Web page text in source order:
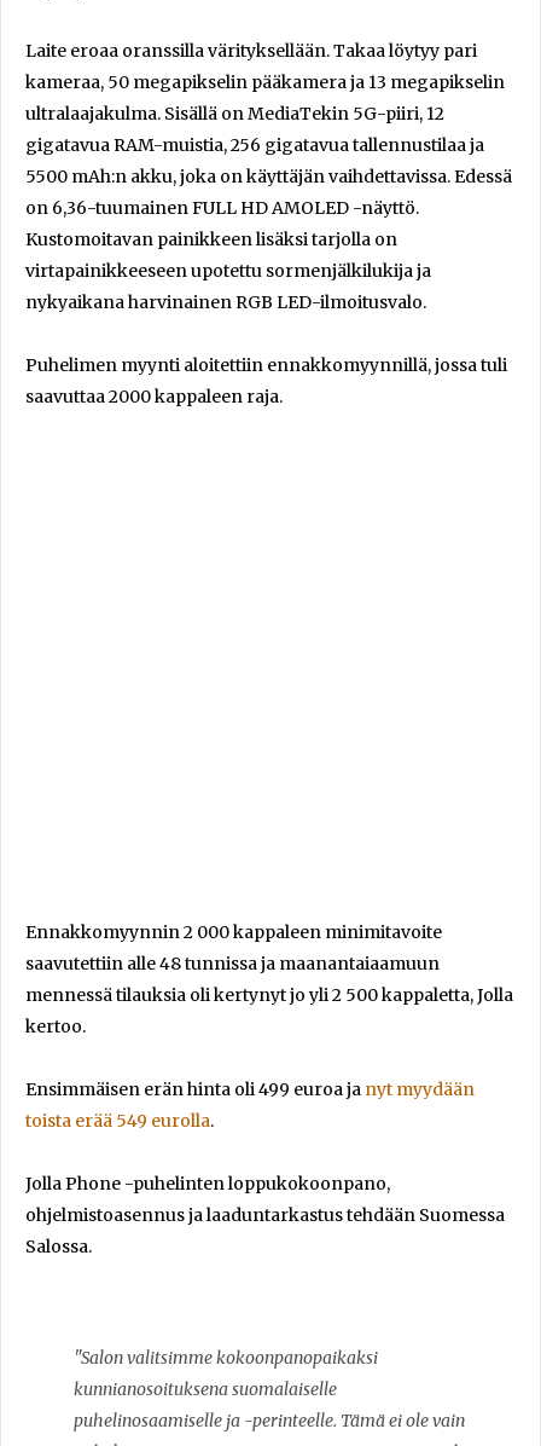
Laite eroaa oranssilla värityksellään. Takaa löytyy pari
kameraa, 50 megapikselin pääkamera ja 13 megapikselin
ultralaajakulma. Sisällä on MediaTekin 5G-piiri, 12
gigatavua RAM-muistia, 256 gigatavua tallennustilaa ja
5500 mAh:n akku, joka on käyttäjän vaihdettavissa. Edessä
on 6,36-tuumainen FULL HD AMOLED -näyttö.
Kustomoitavan painikkeen lisäksi tarjolla on
virtapainikkeeseen upotettu sormenjälkilukija ja
nykyaikana harvinainen RGB LED-ilmoitusvalo.
Puhelimen myynti aloitettiin ennakkomyynnillä, jossa tuli
saavuttaa 2000 kappaleen raja.
Ennakkomyynnin 2 000 kappaleen minimitavoite
saavutettiin alle 48 tunnissa ja maanantaiaamuun
mennessä tilauksia oli kertynyt jo yli 2 500 kappaletta, Jolla
kertoo.
Ensimmäisen erän hinta oli 499 euroa ja nyt myydään
toista erää 549 eurolla.
Jolla Phone -puhelinten loppukokoonpano,
ohjelmistoasennus ja laaduntarkastus tehdään Suomessa
Salossa.
"Salon valitsimme kokoonpanopaikaksi
kunnianosoituksena suomalaiselle
puhelinosaamiselle ja -perinteelle. Tämä ei ole vain